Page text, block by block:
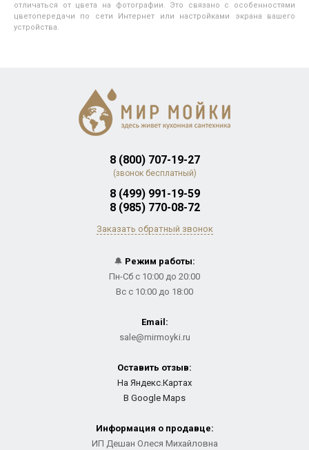
отличаться от цвета на фотографии. Это связано с особенностями
цветопередачи по сети Интернет или настройками экрана вашего
устройства.
8 (800) 707-19-27
(звонок бесплатный)
8 (499) 991-19-59
8 (985) 770-08-72
Заказать обратный звонок
🔔 Режим работы:
Пн-Сб с 10:00 до 20:00
Вс с 10:00 до 18:00
Email:
sale@mirmoyki.ru
Оставить отзыв:
На Яндекс.Картах
В Google Maps
Информация о продавце:
ИП Дешан Олеся Михайловна